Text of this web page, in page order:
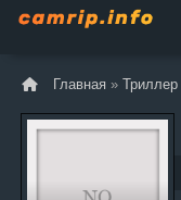
Главная » Триллер